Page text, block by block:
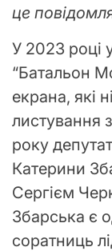
це
У 2023 році
“Батальон
екрана, які
листування
року
Катерини
Сергієм
Збарська є
соратниць